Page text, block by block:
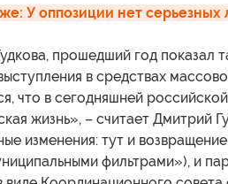
У оппозиции нет серьезных
прошедший год показал
в средствах
что в сегодняшней
жизнь», – считает Дмитрий
изменения: тут и
фильтрами»), и